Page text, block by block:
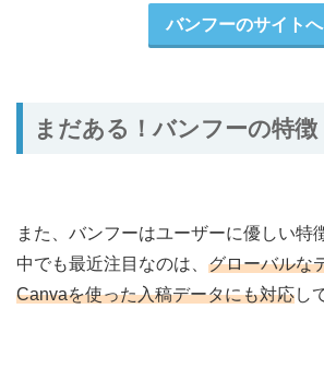
バンフーのサイトへ
まだある！バンフーの特徴
また、バンフーはユーザーに優しい特
中でも最近注目なのは、 グローバルな
Canvaを使った入稿データにも対応し